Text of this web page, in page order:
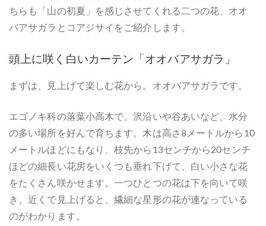
ちらも「山の初夏」を感じさせてくれる二つの花、オオ
バアサガラとコアジサイをご紹介します。
頭上に咲く白いカーテン「オオバアサガラ」
まずは、見上げて楽しむ花から。オオバアサガラです。
エゴノキ科の落葉小高木で、沢沿いや谷あいなど、水分
の多い場所を好んで育ちます。木は高さ8メートルから10
メートルほどにもなり、枝先から13センチから20センチ
ほどの細長い花房をいくつも垂れ下げて、白い小さな花
をたくさん咲かせます。一つひとつの花は下を向いて咲
き、近くで見上げると、繊細な星形の花が連なっている
のがわかります。